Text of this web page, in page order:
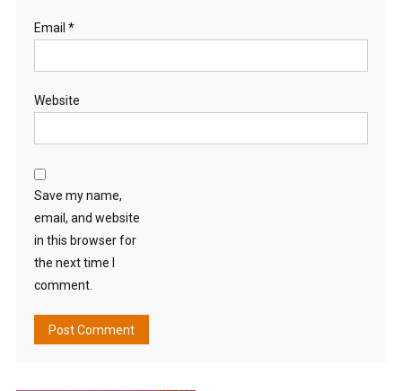
Email *
Website
Save my name,
email, and website
in this browser for
the next time I
comment.